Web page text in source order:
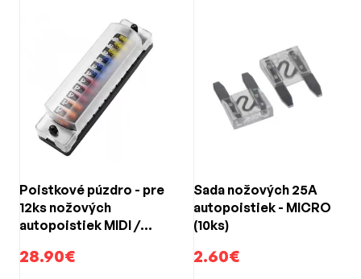
Poistkové púzdro - pre
12ks nožových
autopoistiek MIDI /
ukostrenie
28.90€
Sada nožových 25A
autopoistiek - MICRO
(10ks)
2.60€